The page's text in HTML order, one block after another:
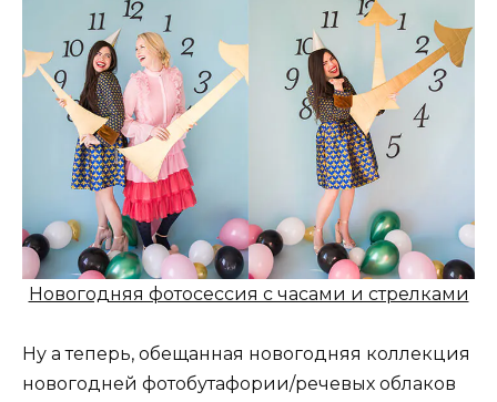
Новогодняя фотосессия с часами и стрелками
Ну а теперь, обещанная новогодняя коллекция
новогодней фотобутафории/речевых облаков